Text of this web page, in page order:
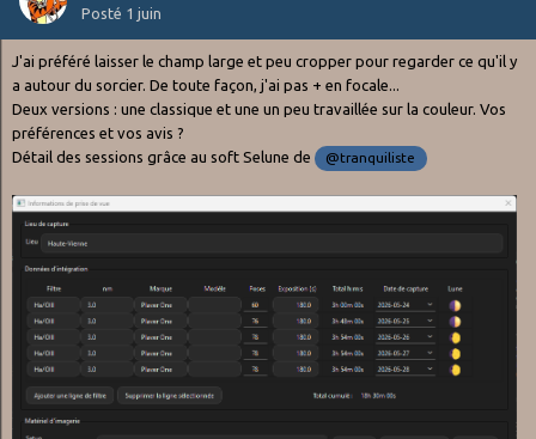
Posté 1 juin
J'ai préféré laisser le champ large et peu cropper pour regarder ce qu'il y
a autour du sorcier. De toute façon, j'ai pas + en focale...
Deux versions : une classique et une un peu travaillée sur la couleur. Vos
préférences et vos avis ?
Détail des sessions grâce au soft Selune de
@tranquiliste